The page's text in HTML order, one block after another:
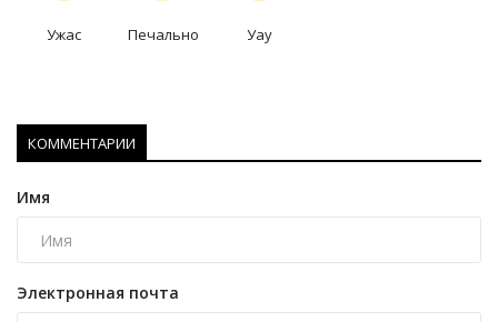
Ужас Печально Уау
КОММЕНТАРИИ
Имя
Электронная почта